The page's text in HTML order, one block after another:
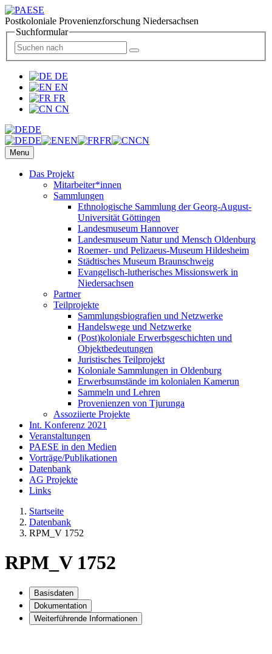
Postkoloniale Provenienzforschung Niedersachsen
Suchformular
DE
EN
FR
CN
DE
DE
EN FR CN
Menu
Das Projekt
Mitarbeiter*innen
Sammlungen
Ethnologische Sammlung der Georg-August-
Universität Göttingen
Landesmuseum Hannover
Landesmuseum Natur und Mensch Oldenburg
Roemer- und Pelizaeus-Museum Hildesheim
Städtisches Museum Braunschweig
Evangelisch-lutherisches Missionswerk in
Niedersachsen
Partner
Teilprojekte
Sammlungsbiografien und Netzwerke
Handelswege und Netzwerke
(Post)koloniale Erwerbsgeschichten und
Objektbedeutungen
Juristisches Teilprojekt
Koloniale Sammlungen in Oldenburg
Erwerbsumstände im kolonialen Kamerun
Sammeln und Lehren
Provenienzen von Tjurunga
Assoziierte Projekte
Int. Konferenz 2021
Veranstaltungen
PAESE in den Medien
Vorträge/Publikationen
Datenbank
AG Projekte
Links
Startseite
Datenbank
RPM_V 1752
RPM_V 1752
Basisdaten
Dokumentation
Weiterführende Informationen